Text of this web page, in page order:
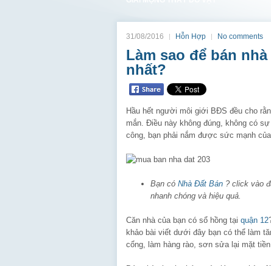
31/08/2016 Hỗn Hợp No comments
Làm sao để bán
nhất?
Hầu hết người môi giới BĐS đều cho
mắn. Điều này không đúng, không có
công, bạn phải nắm được sức mạnh
Bạn có Nhà Đất Bán ? click vào
nhanh chóng và hiệu quả.
Căn nhà của bạn có sổ hồng tại quận 12
khảo bài viết dưới đây bạn có thể làm
cổng, làm hàng rào, sơn sửa lại mặt